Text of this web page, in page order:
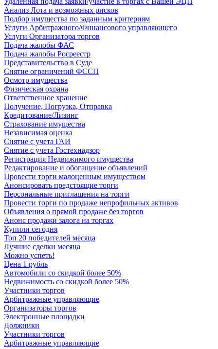
Анализ Лота и возможных рисков
Подбор имущества по заданным критериям
Услуги Арбитражного/Финансового управляющего
Услуги Организатора торгов
Подача жалобы ФАС
Подача жалобы Росреестр
Представительство в Суде
Снятие ограничений ФССП
Осмотр имущества
Физическая охрана
Ответственное хранение
Получение, Погрузка, Отправка
Кредитование/Лизинг
Страхование имущества
Независимая оценка
Снятие с учета ГАИ
Снятие с учета Гостехнадзор
Регистрация Недвижимого имущества
Редактирование и обогащение объявлений
Провести торги малоценным имуществом
Анонсировать предстоящие торги
Персональные приглашения на торги
Провести торги по продаже непрофильных активов
Объявления о прямой продаже без торгов
Анонс продажи залога на торгах
Купили сегодня
Топ 20 победителей месяца
Лучшие сделки месяца
Можно успеть!
Цена 1 рубль
Автомобили со скидкой более 50%
Недвижимость со скидкой более 50%
Участники торгов
Арбитражные управляющие
Организаторы торгов
Электронные площадки
Должники
Участники торгов
Арбитражные управляющие